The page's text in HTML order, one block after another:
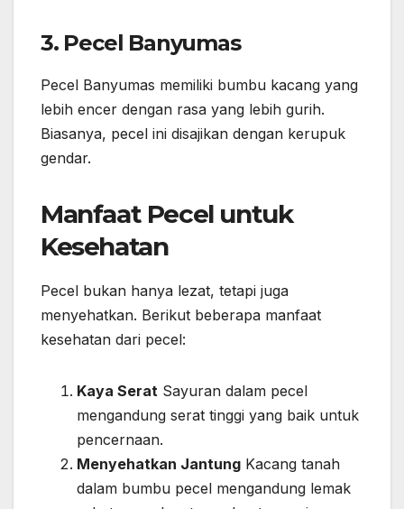
3. Pecel Banyumas
Pecel Banyumas memiliki bumbu kacang yang
lebih encer dengan rasa yang lebih gurih.
Biasanya, pecel ini disajikan dengan kerupuk
gendar.
Manfaat Pecel untuk
Kesehatan
Pecel bukan hanya lezat, tetapi juga
menyehatkan. Berikut beberapa manfaat
kesehatan dari pecel:
Kaya Serat Sayuran dalam pecel
mengandung serat tinggi yang baik untuk
pencernaan.
Menyehatkan Jantung Kacang tanah
dalam bumbu pecel mengandung lemak